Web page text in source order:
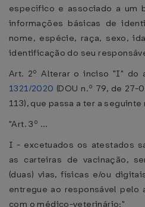
específico e associado a um
informações básicas de
nome, espécie, raça, sexo,
identificação do seu
Art. 2º Alterar o inciso "I" do
1321/2020 (DOU n.º 79, de
113), que passa a ter a
"Art. 3º ...
I - excetuados os atestados
as carteiras de vacinação,
(duas) vias, físicas e/ou
entregue ao responsável pelo
com o médico-veterinário;"